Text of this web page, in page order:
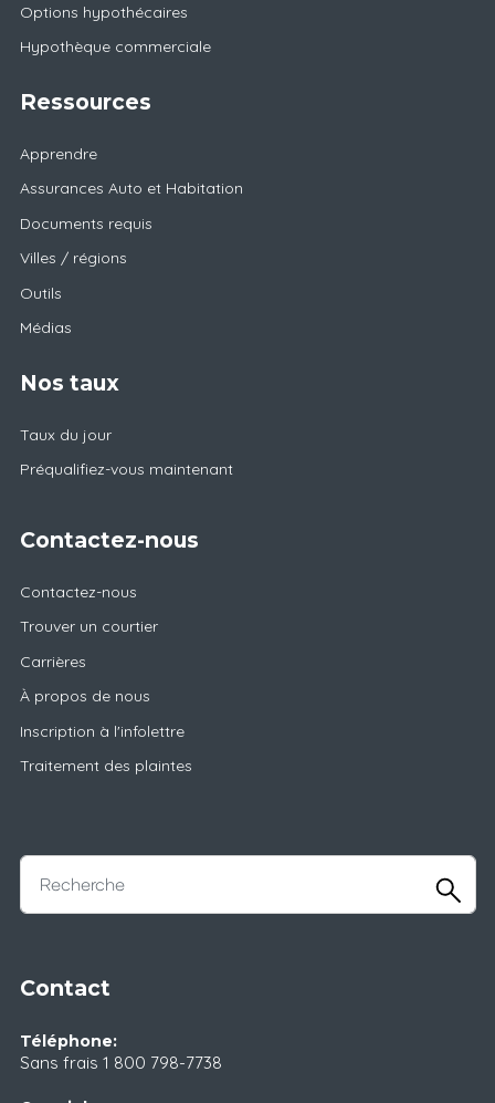
Options hypothécaires
Hypothèque commerciale
Ressources
Apprendre
Assurances Auto et Habitation
Documents requis
Villes / régions
Outils
Médias
Nos taux
Taux du jour
Préqualifiez-vous maintenant
Contactez-nous
Contactez-nous
Trouver un courtier
Carrières
À propos de nous
Inscription à l'infolettre
Traitement des plaintes
Contact
Téléphone:
Sans frais 1 800 798-7738